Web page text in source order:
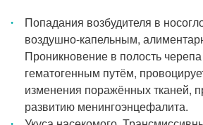
Попадания возбудителя в
воздушно-капельным,
Проникновение в полость черепа
гематогенным путём,
изменения поражённых тканей,
развитию менингоэнцефалита.